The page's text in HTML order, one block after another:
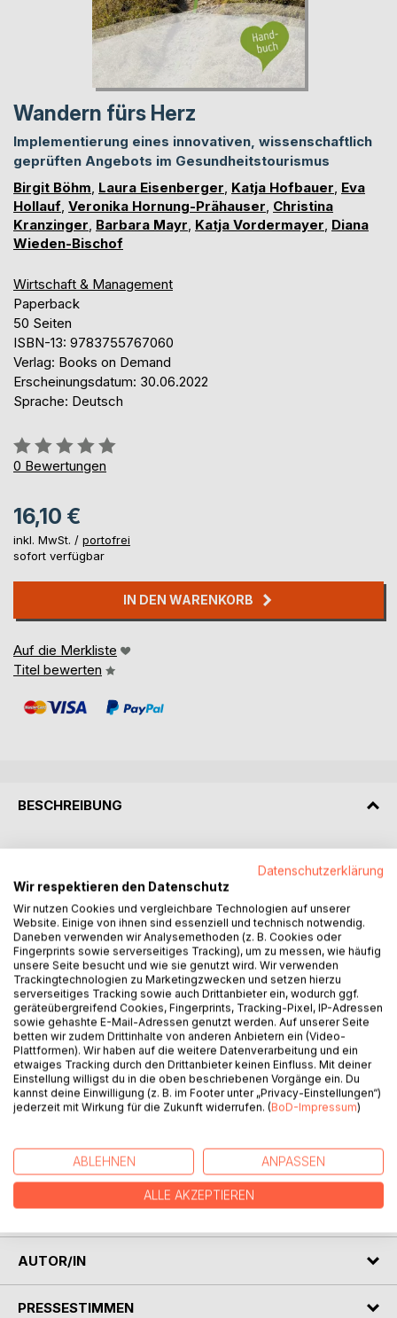
Wandern fürs Herz
Implementierung eines innovativen, wissenschaftlich
geprüften Angebots im Gesundheitstourismus
Birgit Böhm Laura Eisenberger Katja Hofbauer Eva
Hollauf Veronika Hornung-Prähauser Christina
Kranzinger Barbara Mayr Katja Vordermayer Diana
Wieden-Bischof
Wirtschaft & Management
Paperback
50 Seiten
ISBN-13: 9783755767060
Verlag: Books on Demand
Erscheinungsdatum: 30.06.2022
Sprache: Deutsch
Bewertung::
0%
0 Bewertungen
16,10 €
inkl. MwSt. / portofrei
sofort verfügbar
IN DEN WARENKORB
Auf die Merkliste
Titel bewerten
BESCHREIBUNG
Unter besonderer Berücksichtigung der Alpenregion,
inklusive ihres kulturellen Erbes wurden in den Pilotregionen
Aschau im Chiemgau, Deutschland und Werfenweng in
Österreich bestehende Wanderwege neu vermessen.
Dieses Handbuch stellt den Leitfaden zur Implementierung
eines 1 km-Cardio-Test-Trail in einer Gemeinde oder für
eine Region dar, auf dem nach Vorgabe der BergFit-Test
individuell für Gäste und Bewohner durchgeführt werden
kann. Der BergFit-Test ist ein nach sportwissenschaftlichen
Standards entwickelter Fitnesstest am Berg, zur
Bestimmung der individuellen körperlichen Fitness
Handbuch beinhaltet die Beschreibung des
Gesamtkonzeptes von Connect2Move, die Durchführung
des 1 km-BergFit-Tests und Implementierung der damit
verbundenen Gesundheitsangebote vor Ort.
AUTOR/IN
PRESSESTIMMEN
Datenschutzerklärung
Wir respektieren den Datenschutz
Wir nutzen Cookies und vergleichbare Technologien auf unserer
Website. Einige von ihnen sind essenziell und technisch notwendig.
Daneben verwenden wir Analysemethoden (z. B. Cookies oder
Fingerprints sowie serverseitiges Tracking), um zu messen, wie häufig
unsere Seite besucht und wie sie genutzt wird. Wir verwenden
Trackingtechnologien zu Marketingzwecken und setzen hierzu
serverseitiges Tracking sowie auch Drittanbieter ein, wodurch ggf.
geräteübergreifend Cookies, Fingerprints, Tracking-Pixel, IP-Adressen
sowie gehashte E-Mail-Adressen genutzt werden. Auf unserer Seite
betten wir zudem Drittinhalte von anderen Anbietern ein (Video-
Plattformen). Wir haben auf die weitere Datenverarbeitung und ein
etwaiges Tracking durch den Drittanbieter keinen Einfluss. Mit deiner
Einstellung willigst du in die oben beschriebenen Vorgänge ein. Du
kannst deine Einwilligung (z. B. im Footer unter „Privacy-Einstellungen“)
jederzeit mit Wirkung für die Zukunft widerrufen. (BoD-Impressum)
ABLEHNEN ANPASSEN
ALLE AKZEPTIEREN